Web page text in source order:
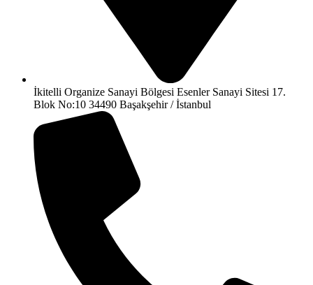
İkitelli Organize Sanayi Bölgesi Esenler Sanayi Sitesi 17.
Blok No:10 34490 Başakşehir / İstanbul